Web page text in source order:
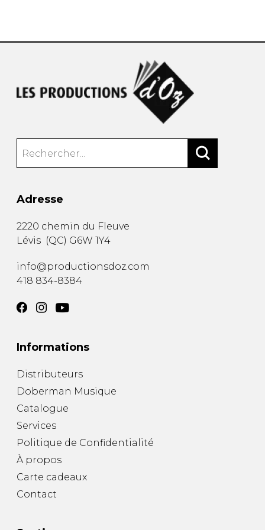
Adresse
2220 chemin du Fleuve
Lévis (QC) G6W 1Y4
info@productionsdoz.com
418 834-8384
Informations
Distributeurs
Doberman Musique
Catalogue
Services
Politique de Confidentialité
À propos
Carte cadeaux
Contact